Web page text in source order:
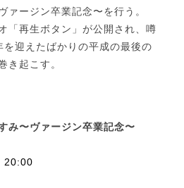
ァージン卒業記念〜を行う。
「再生ボタン」が公開され、噂
迎えたばかりの平成の最後の
き起こす。
み〜ヴァージン卒業記念〜
20:00